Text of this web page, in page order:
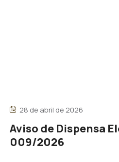
28 de abril de 2026
Aviso de Dispensa
009/2026